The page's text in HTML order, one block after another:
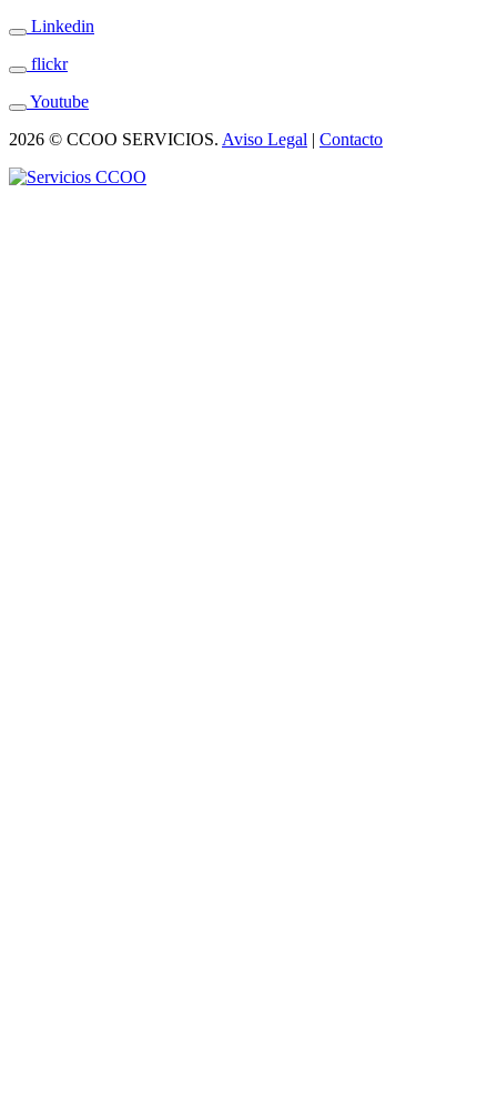
Linkedin
flickr
Youtube
2026 © CCOO SERVICIOS. Aviso Legal Contacto